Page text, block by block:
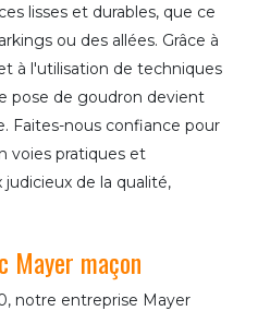
lisses et durables, que ce
ou des allées. Grâce à
à l'utilisation de techniques
pose de goudron devient
Faites-nous confiance pour
voies pratiques et
de la qualité,
Mayer maçon
notre entreprise Mayer